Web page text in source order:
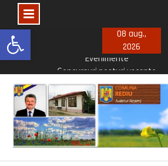
Deschide bara de unelte
Skip
to
08 aug.,
2026
Concursuri posturi vacante
Selectie consiliu de administratie
Evenimente